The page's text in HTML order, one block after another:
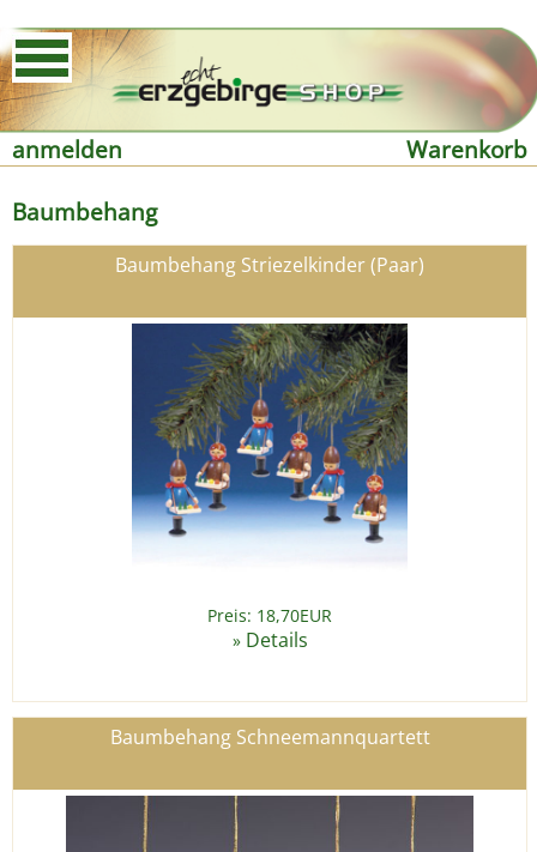
anmelden
Warenkorb
Baumbehang
Baumbehang Striezelkinder (Paar)
Preis: 18,70EUR
» Details
Baumbehang Schneemannquartett